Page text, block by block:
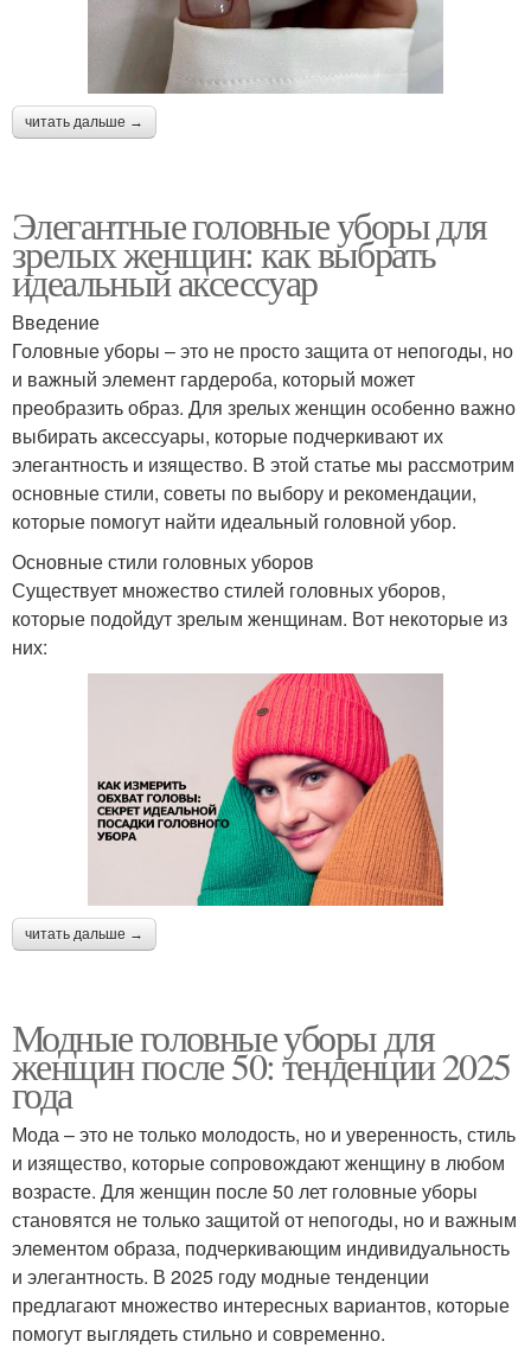
читать дальше →
Элегантные головные уборы для
зрелых женщин: как выбрать
идеальный аксессуар
Введение
Головные уборы – это не просто защита от непогоды, но
и важный элемент гардероба, который может
преобразить образ. Для зрелых женщин особенно важно
выбирать аксессуары, которые подчеркивают их
элегантность и изящество. В этой статье мы рассмотрим
основные стили, советы по выбору и рекомендации,
которые помогут найти идеальный головной убор.
Основные стили головных уборов
Существует множество стилей головных уборов,
которые подойдут зрелым женщинам. Вот некоторые из
них:
читать дальше →
Модные головные уборы для
женщин после 50: тенденции 2025
года
Мода – это не только молодость, но и уверенность, стиль
и изящество, которые сопровождают женщину в любом
возрасте. Для женщин после 50 лет головные уборы
становятся не только защитой от непогоды, но и важным
элементом образа, подчеркивающим индивидуальность
и элегантность. В 2025 году модные тенденции
предлагают множество интересных вариантов, которые
помогут выглядеть стильно и современно.